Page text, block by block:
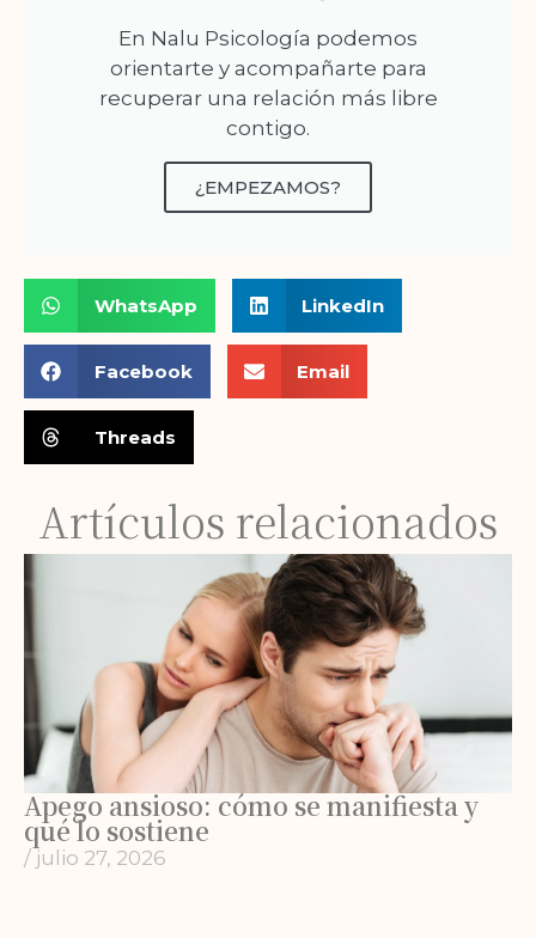
En Nalu Psicología podemos
orientarte y acompañarte para
recuperar una relación más libre
contigo.
¿EMPEZAMOS?
WhatsApp LinkedIn
Facebook Email
Threads
Artículos relacionados
Apego ansioso: cómo se manifiesta y
qué lo sostiene
/ julio 27, 2026